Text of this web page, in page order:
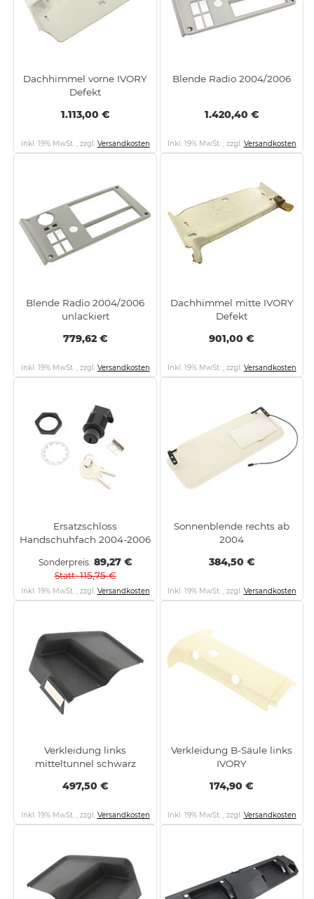
Dachhimmel vorne IVORY
Defekt
1.113,00 €
Inkl. 19% MwSt. , zzgl. Versandkosten
Blende Radio 2004/2006
1.420,40 €
Inkl. 19% MwSt. , zzgl. Versandkosten
Blende Radio 2004/2006
unlackiert
779,62 €
Inkl. 19% MwSt. zzgl. Versandkosten
Dachhimmel mitte IVORY
Defekt
901,00 €
Inkl. 19% MwSt. zzgl. Versandkosten
Ersatzschloss
Handschuhfach 2004-2006
Sonderpreis 89,27 €
Statt 115,75 €
Inkl. 19% MwSt. , zzgl. Versandkosten
Sonnenblende rechts ab
2004
384,50 €
Inkl. 19% MwSt. , zzgl. Versandkosten
Verkleidung links
mitteltunnel schwarz
497,50 €
Inkl. 19% MwSt. , zzgl. Versandkosten
Verkleidung B-Säule links
IVORY
174,90 €
Inkl. 19% MwSt. , zzgl. Versandkosten